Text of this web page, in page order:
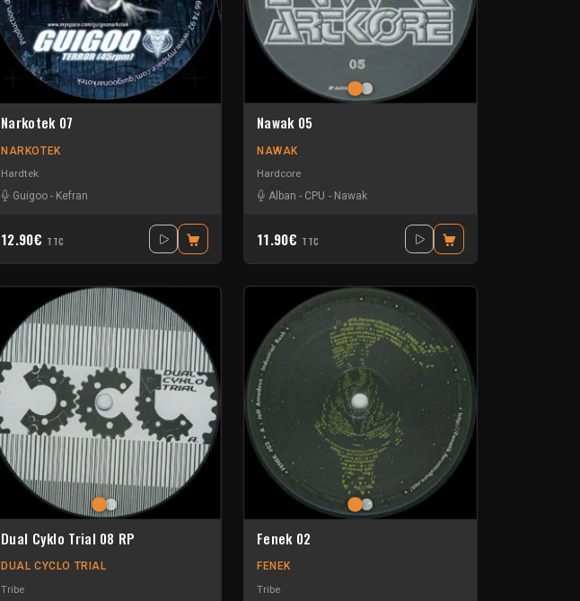
Narkotek 07
NARKOTEK
Hardtek
Guigoo - Kefran
12.90€ TTC
Nawak 05
NAWAK
Hardcore
Alban - CPU - Nawak
11.90€ TTC
Dual Cyklo Trial 08 RP
DUAL CYCLO TRIAL
Tribe
Fenek 02
FENEK
Tribe